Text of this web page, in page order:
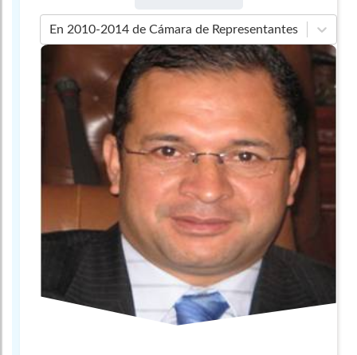
En 2010-2014 de Cámara de Representantes